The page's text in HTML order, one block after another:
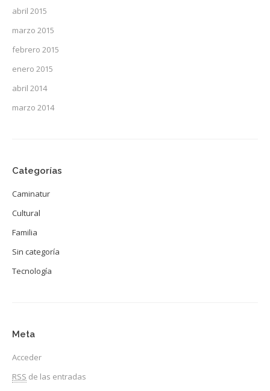
abril 2015
marzo 2015
febrero 2015
enero 2015
abril 2014
marzo 2014
Categorías
Caminatur
Cultural
Familia
Sin categoría
Tecnología
Meta
Acceder
RSS de las entradas